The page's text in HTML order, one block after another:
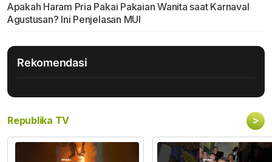
Apakah Haram Pria Pakai Pakaian Wanita saat Karnaval
Agustusan? Ini Penjelasan MUI
Rekomendasi
Republika TV >